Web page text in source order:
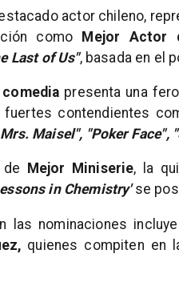
actor chileno,
como Mejor Actor
Last of Us", basada en el
comedia presenta una
contendientes
Maisel", "Poker
Mejor Miniserie, la
in Chemistry'se
las nominaciones incluye
quienes compiten en